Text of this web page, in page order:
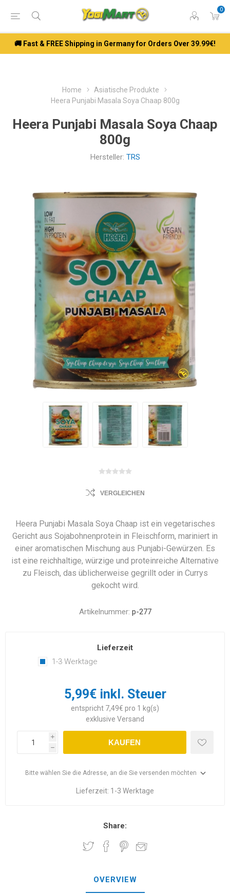
0
🚚 Fast & FREE Shipping in Germany for Orders Over 39.99€!
Home
Asiatische Produkte
Heera Punjabi Masala Soya Chaap 800g
Heera Punjabi Masala Soya Chaap
800g
Hersteller: TRS
VERGLEICHEN
Heera Punjabi Masala Soya Chaap ist ein vegetarisches
Gericht aus Sojabohnenprotein in Fleischform, mariniert in
einer aromatischen Mischung aus Punjabi-Gewürzen. Es
ist eine reichhaltige, würzige und proteinreiche Alternative
zu Fleisch, das üblicherweise gegrillt oder in Currys
gekocht wird.
Artikelnummer: p-277
Lieferzeit
1-3 Werktage
5,99€ inkl. Steuer
entspricht 7,49€ pro 1 kg(s)
exklusive Versand
i
h
KAUFEN
Bitte wählen Sie die Adresse, an die Sie versenden möchten
Lieferzeit: 1-3 Werktage
Share:
OVERVIEW